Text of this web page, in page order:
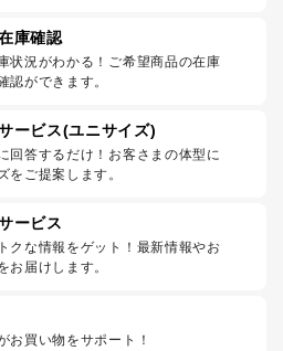
庫確認
状況がわかる！ご希望商品の在庫
認ができます。
ービス(ユニサイズ)
回答するだけ！お客さまの体型に
をご提案します。
ービス
クな情報をゲット！最新情報やお
お届けします。
お買い物をサポート！